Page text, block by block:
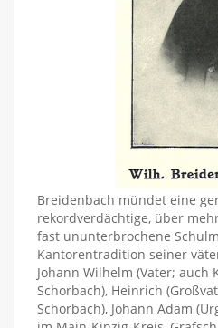
Breidenbach mündet eine
rekordverdächtige, über
fast ununterbrochene
Kantorentradition seiner
Johann Wilhelm (Vater; auch
Schorbach), Heinrich
Schorbach), Johann Adam